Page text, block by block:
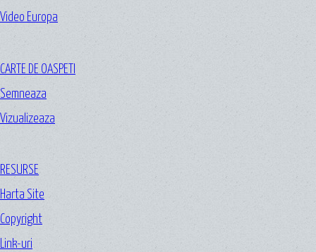
Video Europa
CARTE DE OASPETI
Semneaza
Vizualizeaza
RESURSE
Harta Site
Copyright
Link-uri